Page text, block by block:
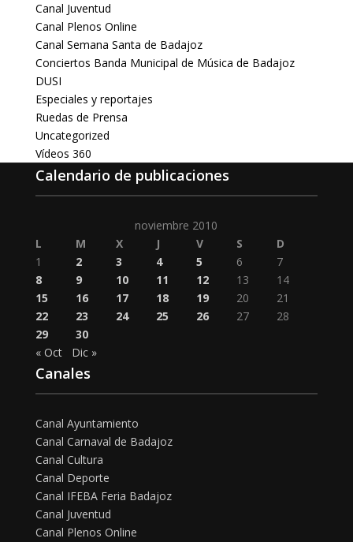
Canal Juventud
Canal Plenos Online
Canal Semana Santa de Badajoz
Conciertos Banda Municipal de Música de Badajoz
DUSI
Especiales y reportajes
Ruedas de Prensa
Uncategorized
Vídeos 360
Calendario de publicaciones
noviembre 2010
L
M X J V S
D
1
2 3 4 5 6
7
8
9 10 11 12 13
14
15
16 17 18 19 20
21
22
23 24 25 26 27
28
29
30
« Oct
Dic »
Canales
Canal Ayuntamiento
Canal Carnaval de Badajoz
Canal Cultura
Canal Deporte
Canal IFEBA Feria Badajoz
Canal Juventud
Canal Plenos Online